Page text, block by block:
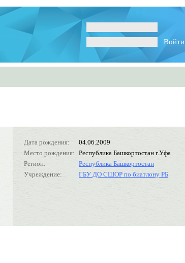
Войти
Дата рождения:
04.06.2009
Место рождения: Республика Башкортостан г.Уфа
Регион:
Республика Башкортостан
Учреждение:
ГБУ ДО СШОР по биатлону РБ